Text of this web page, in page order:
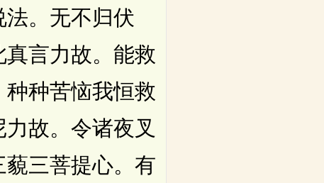
。无不归伏
言力故。能救
种苦恼我恒救
故。令诸夜叉
三菩提心。有